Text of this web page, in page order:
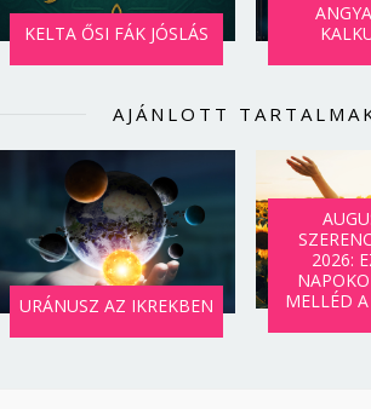
KELTA ŐSI FÁK JÓSLÁS
AJÁNLOTT
URÁNUSZ AZ IKREKBEN
2026:
MELLÉD